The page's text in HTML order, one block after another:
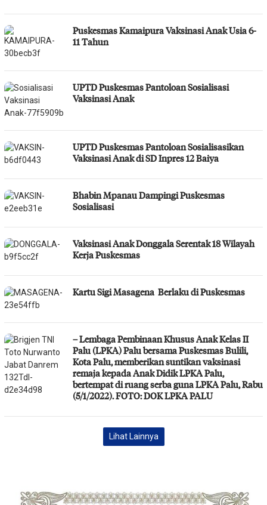
Puskesmas Kamaipura Vaksinasi Anak Usia 6-
11 Tahun
UPTD Puskesmas Pantoloan Sosialisasi
Vaksinasi Anak
UPTD Puskesmas Pantoloan Sosialisasikan
Vaksinasi Anak di SD Inpres 12 Baiya
Bhabin Mpanau Dampingi Puskesmas
Sosialisasi
Vaksinasi Anak Donggala Serentak 18 Wilayah
Kerja Puskesmas
Kartu Sigi Masagena Berlaku di Puskesmas
– Lembaga Pembinaan Khusus Anak Kelas II
Palu (LPKA) Palu bersama Puskesmas Bulili,
Kota Palu, memberikan suntikan vaksinasi
remaja kepada Anak Didik LPKA Palu,
bertempat di ruang serba guna LPKA Palu, Rabu
(5/1/2022). FOTO: DOK LPKA PALU
Lihat Lainnya